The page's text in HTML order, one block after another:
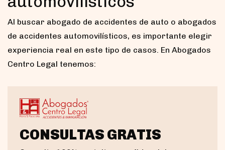
Al buscar abogado de accidentes de auto o abogados
de accidentes automovilísticos, es importante elegir
experiencia real en este tipo de casos. En Abogados
Centro Legal tenemos:
CONSULTAS GRATIS